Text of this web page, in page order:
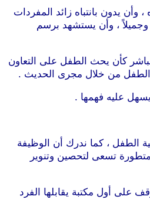
يدون بانتباه زائد المفردات
وجميلاً ، وأن يستشهد برسم
كأن يحث الطفل على التعاون
الطفل من خلال مجرى الحديث .
يسهل عليه فهمها .
الطفل ، كما ندرك أن الوظيفة
تسعى لتحصين وتنوير
على أول مكتبة يقابلها الفرد